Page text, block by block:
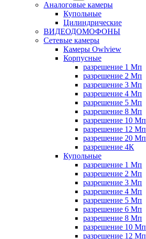
Аналоговые камеры
Купольные
Цилиндрические
ВИДЕОДОМОФОНЫ
Сетевые камеры
Камеры Owlview
Корпусные
разрешение 1 Мп
разрешение 2 Мп
разрешение 3 Мп
разрешение 4 Мп
разрешение 5 Мп
разрешение 8 Мп
разрешение 10 Мп
разрешение 12 Мп
разрешение 20 Мп
разрешение 4К
Купольные
разрешение 1 Мп
разрешение 2 Мп
разрешение 3 Мп
разрешение 4 Мп
разрешение 5 Мп
разрешение 6 Мп
разрешение 8 Мп
разрешение 10 Мп
разрешение 12 Мп